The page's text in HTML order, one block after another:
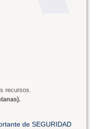
recursos.
de SEGURIDAD